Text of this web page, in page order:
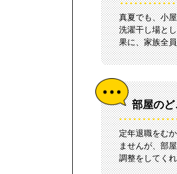
真夏でも、小
洗濯干し場と
果に、家族全
部屋の
定年退職をむ
ませんが、部
調整をしてく